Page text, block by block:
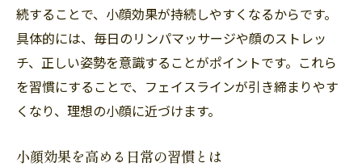
続することで、小顔効果が持続しやすくなるからです。
具体的には、毎日のリンパマッサージや顔のストレッ
チ、正しい姿勢を意識することがポイントです。これら
を習慣にすることで、フェイスラインが引き締まりやす
くなり、理想の小顔に近づけます。
小顔効果を高める日常の習慣とは